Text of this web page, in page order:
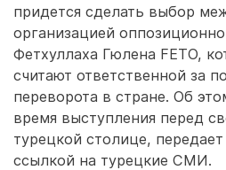
придется сделать выбор
организацией
Фетхуллаха Гюлена FETO,
считают ответственной за
переворота в стране. Об
время выступления перед
турецкой столице,
ссылкой на турецкие СМИ.